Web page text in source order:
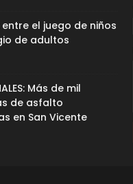
el juego de niños
de adultos
Más de mil
de asfalto
en San Vicente